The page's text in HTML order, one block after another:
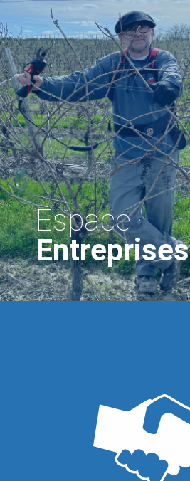
Espace
Entreprises